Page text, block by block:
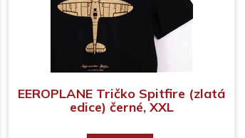
EEROPLANE Tričko Spitfire (zlatá
edice) černé, XXL